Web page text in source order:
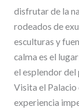
disfrutar de la
rodeados de
esculturas y
calma es el
el esplendor del
Visita el Palacio
experiencia